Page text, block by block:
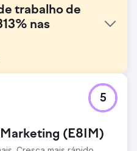
trabalho de
nas
expertise em SEO nem o
seu site de forma eficaz.
a visibilidade, resultando
e menos visitantes prontos
como um canal de
(E8IM)
5